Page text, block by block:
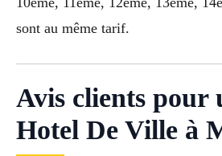
sont au même tarif.
Avis clients pour
Hotel De Ville à